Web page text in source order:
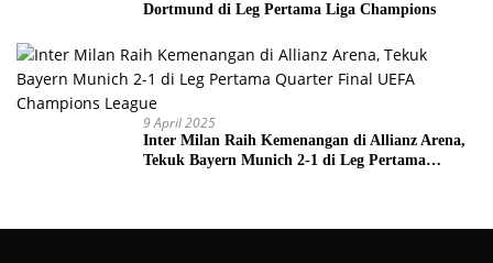
Dortmund di Leg Pertama Liga Champions
9 April 2025
Inter Milan Raih Kemenangan di Allianz Arena,
Tekuk Bayern Munich 2-1 di Leg Pertama